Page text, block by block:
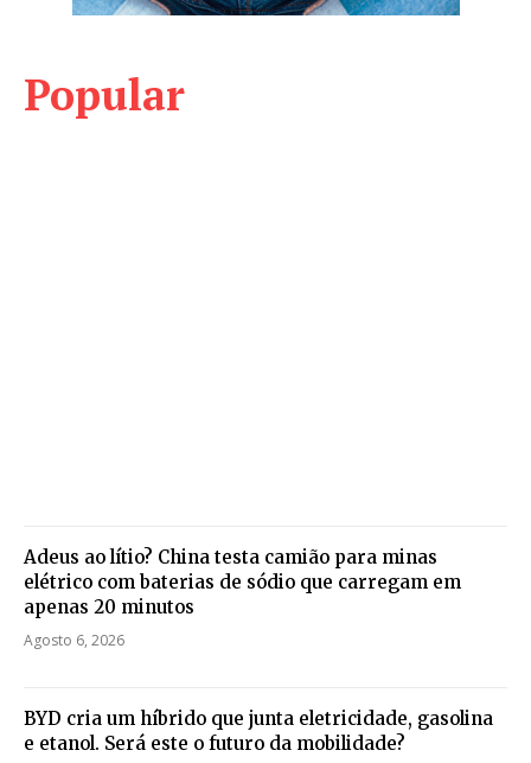
Popular
Adeus ao lítio? China testa camião para minas
elétrico com baterias de sódio que carregam em
apenas 20 minutos
Agosto 6, 2026
BYD cria um híbrido que junta eletricidade, gasolina
e etanol. Será este o futuro da mobilidade?